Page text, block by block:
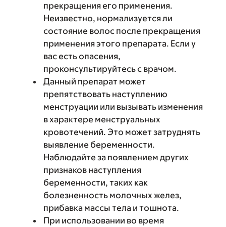
прекращения его применения.
Неизвестно, нормализуется ли
состояние волос после прекращения
применения этого препарата. Если у
вас есть опасения,
проконсультируйтесь с врачом.
Данный препарат может
препятствовать наступлению
менструации или вызывать изменения
в характере менструальных
кровотечений. Это может затруднять
выявление беременности.
Наблюдайте за появлением других
признаков наступления
беременности, таких как
болезненность молочных желез,
прибавка массы тела и тошнота.
При использовании во время